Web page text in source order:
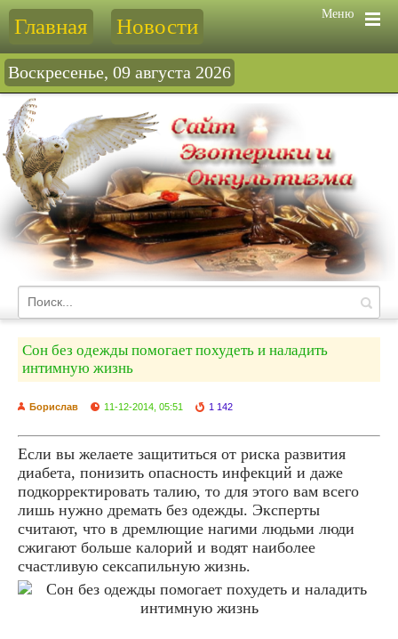
Меню
Главная Новости
Воскресенье, 09 августа 2026
Сон без одежды помогает похудеть и наладить
интимную жизнь
Борислав 11-12-2014, 05:51 1 142
Если вы желаете защититься от риска развития
диабета, понизить опасность инфекций и даже
подкорректировать талию, то для этого вам всего
лишь нужно дремать без одежды. Эксперты
считают, что в дремлющие нагими людьми люди
сжигают больше калорий и водят наиболее
счастливую сексапильную жизнь.